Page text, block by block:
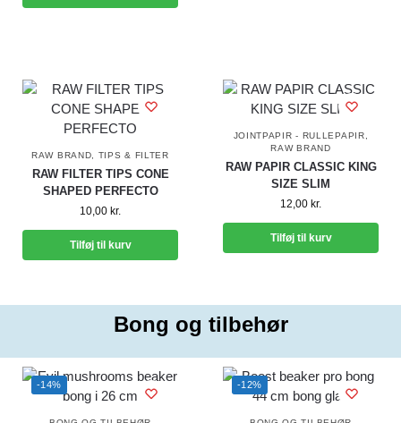
RAW BRAND TIPS & FILTER
RAW FILTER TIPS CONE
SHAPED PERFECTO
10,00 kr.
Tilføj til kurv
JOINTPAPIR - RULLEPAPIR
RAW BRAND
RAW PAPIR CLASSIC KING
SIZE SLIM
12,00 kr.
Tilføj til kurv
Bong og tilbehør
-14% -12%